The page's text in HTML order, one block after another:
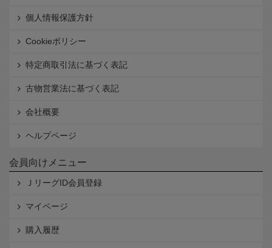
個人情報保護方針
Cookieポリシー
特定商取引法に基づく表記
古物営業法に基づく表記
会社概要
ヘルプページ
会員向けメニュー
ＪリーグID会員登録
マイページ
購入履歴